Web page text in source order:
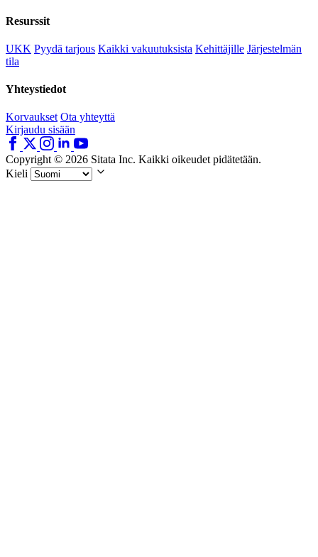
Resurssit
UKK Pyydä tarjous Kaikki vakuutuksista Kehittäjille Järjestelmän
tila
Yhteystiedot
Korvaukset Ota yhteyttä
Kirjaudu sisään
Copyright © 2026 Sitata Inc. Kaikki oikeudet pidätetään.
Kieli